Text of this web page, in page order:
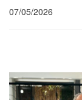
07/05/2026